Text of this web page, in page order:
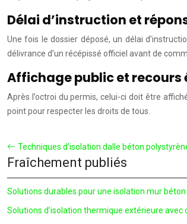
Délai d’instruction et
Une fois le dossier déposé, un délai
délivrance d’un récépissé officiel avant de
Affichage public et recours
Après l’octroi du permis, celui-ci doit être
point pour respecter les droits de tous.
Techniques d’isolation dalle béton
Fraîchement publiés
Solutions durables pour une isolation mur
Solutions d’isolation thermique extérieure avec